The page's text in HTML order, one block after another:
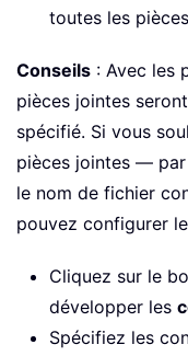
toutes les
Conseils : Avec les
pièces jointes
spécifié. Si vous
pièces jointes — par
le nom de fichier
pouvez configurer
Cliquez sur le
développer les
Spécifiez les